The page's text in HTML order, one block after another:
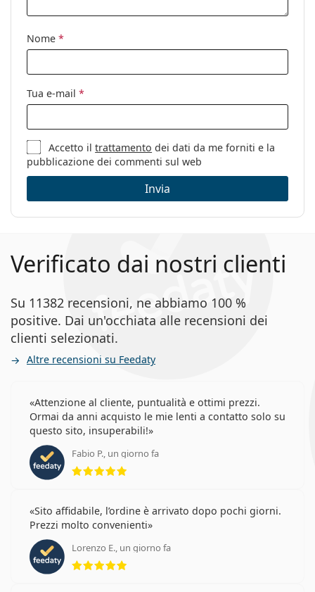
Custodia:
Sì
pulizia:
Altro
Sesso:
Donna
Categorie:
Marca:
Tom Ford
Codice:
FT5616-B/V 054 56
Nome *
Tua e-mail *
Accetto iltrattamento dei dati da me forniti e la
pubblicazione dei commenti sul web
Invia
Verificato dai nostri clienti
Su 11382 recensioni, ne abbiamo 100 %
positive. Dai un'occhiata alle recensioni dei
clienti selezionati.
Altre recensioni su Feedaty
Attenzione al cliente, puntualità e ottimi prezzi.
Ormai da anni acquisto le mie lenti a contatto solo su
questo sito, insuperabili!
Fabio P., un giorno fa
Sito affidabile, l’ordine è arrivato dopo pochi giorni.
Prezzi molto convenienti
Lorenzo E., un giorno fa
valutazione 5 di 5